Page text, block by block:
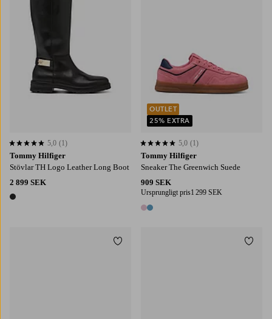
Tommy Hilfiger
Stövlar TH Logo Leather Long Boot
2 899 SEK
1 färg
5,0 baserat på 1 st betyg
5,0 (1)
Tommy Hilfiger
Sneaker The Greenwich Suede
909 SEK
Ursprungligt pris1 299 SEK
2 färger
5,0 baserat på 1 st betyg
5,0 (1)
OUTLET
25% EXTRA
Lägg till i favoriter